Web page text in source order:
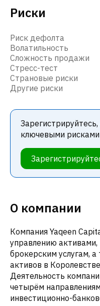
Риски
Риск дефолта
Волатильность
Сложность продажи
Стресс-тест
Страновые риски
Другие риски
ключевыми рисками
О компании
Компания Yaqeen
управлению активами,
брокерским услугам,
активов в
Деятельность
четырём
инвестиционно-